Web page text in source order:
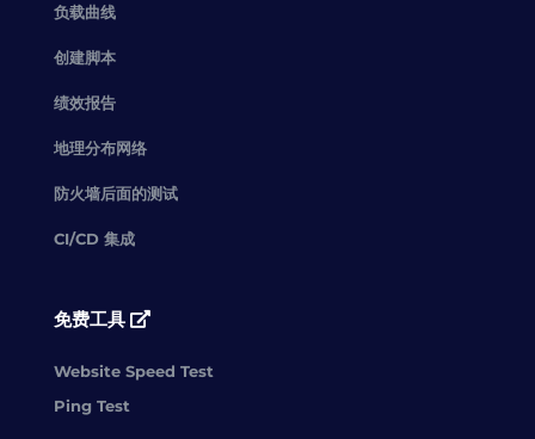
负载曲线
创建脚本
绩效报告
地理分布网络
防火墙后面的测试
CI/CD 集成
免费工具
Website Speed Test
Ping Test